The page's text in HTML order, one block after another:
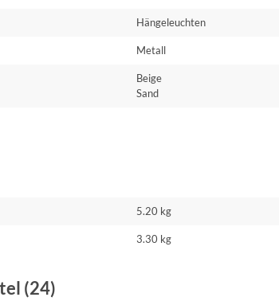
Hängeleuchten
Metall
Beige
Sand
5.20 kg
3.30 kg
(24)